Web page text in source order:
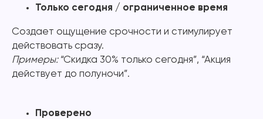
Только сегодня / ограниченное время
Создает ощущение срочности и стимулирует
действовать сразу.
Примеры:“Скидка 30% только сегодня”, “Акция
действует до полуночи”.
Проверено